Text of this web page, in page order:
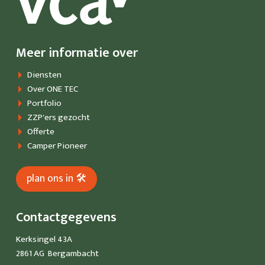
CONTACT
OFFERTE
PLAN ONS IN
CAMPER PIONEER
Meer informatie over
Diensten
Over ONE TEC
Portfolio
ZZP'ers gezocht
Offerte
Camper Pioneer
plan ons in 🛠
Contactgegevens
Kerksingel 43A
2861 AG Bergambacht